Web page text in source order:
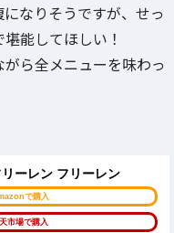
なりそうですが、せっ
能してほしい！
ら全メニューを味わっ
ーレン フリーレン
で購入
市場で購入